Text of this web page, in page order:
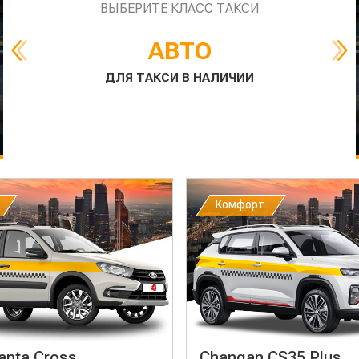
ВЫБЕРИТЕ КЛАСС ТАКСИ
АВТО
ДЛЯ ТАКСИ В НАЛИЧИИ
Комфорт
Комфорт